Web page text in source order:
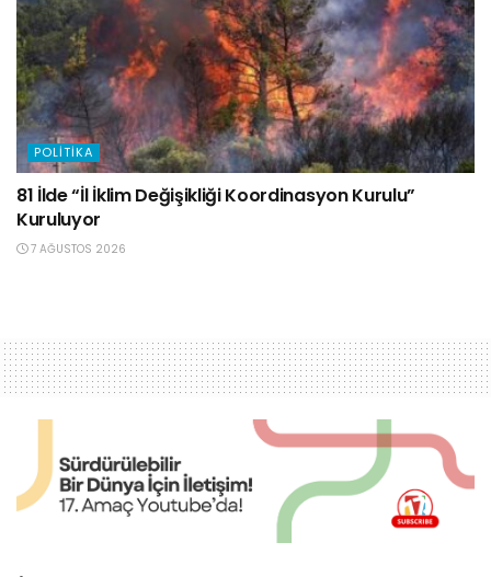
POLITIKA
81 İlde “İl İklim Değişikliği Koordinasyon Kurulu”
Kuruluyor
7 AĞUSTOS 2026